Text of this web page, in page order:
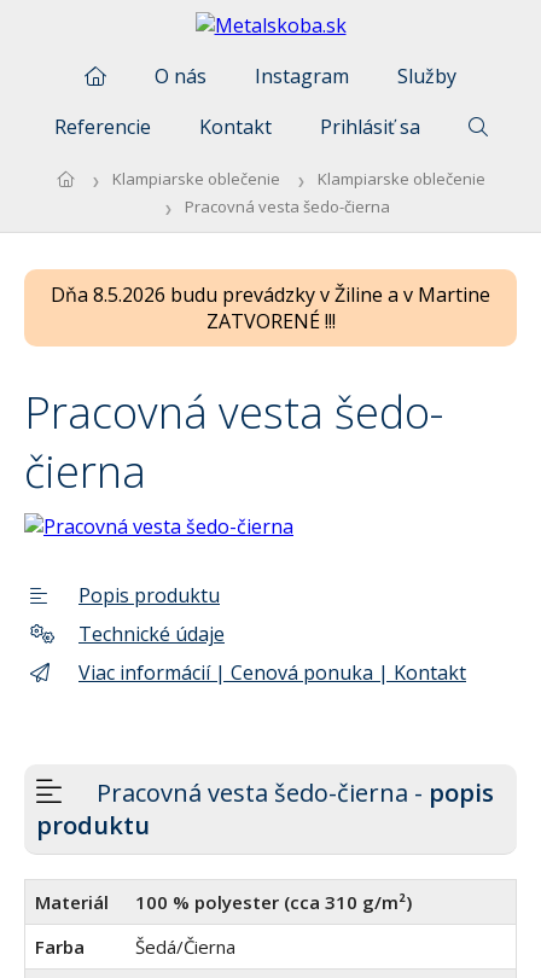
O nás Instagram
Služby
Referencie
Kontakt Prihlásiť sa
Klampiarske oblečenie
Klampiarske oblečenie
Pracovná vesta šedo-čierna
Dňa 8.5.2026 budu prevádzky v Žiline a v Martine
ZATVORENÉ !!!
Pracovná vesta šedo-
čierna
Popis produktu
Technické údaje
Viac informácií | Cenová ponuka | Kontakt
Pracovná vesta šedo-čierna - popis
produktu
Materiál
100 % polyester (cca 310 g/m²)
Farba
Šedá/Čierna